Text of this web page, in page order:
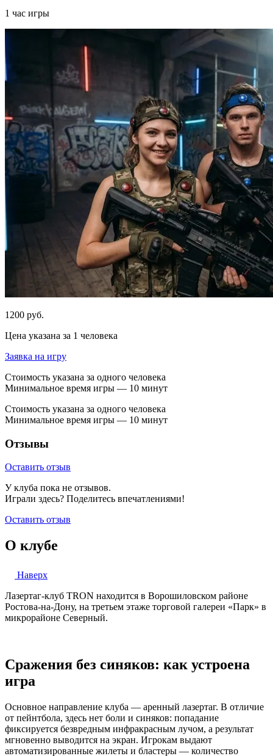
1 час игры
1200 руб.
Цена указана за 1 человека
Заявка на игру
Стоимость указана за одного человека
Минимальное время игры — 10 минут
Стоимость указана за одного человека
Минимальное время игры — 10 минут
Отзывы
Оставить отзыв
У клуба пока не отзывов.
Играли здесь? Поделитесь впечатлениями!
Оставить отзыв
О клубе
Наверх
Лазертаг-клуб TRON находится в Ворошиловском районе
Ростова-на-Дону, на третьем этаже торговой галереи «Парк» в
микрорайоне Северный.
Сражения без синяков: как устроена
игра
Основное направление клуба — аренный лазертаг. В отличие
от пейнтбола, здесь нет боли и синяков: попадание
фиксируется безвредным инфракрасным лучом, а результат
мгновенно выводится на экран. Игрокам выдают
автоматизированные жилеты и бластеры — количество